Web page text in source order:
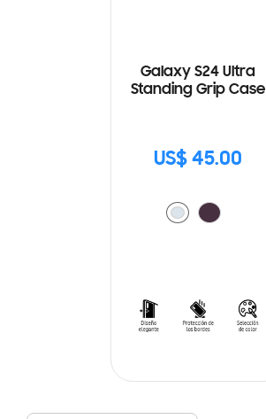
Galaxy S24 Ultra
Standing Grip Case
US$ 45.00